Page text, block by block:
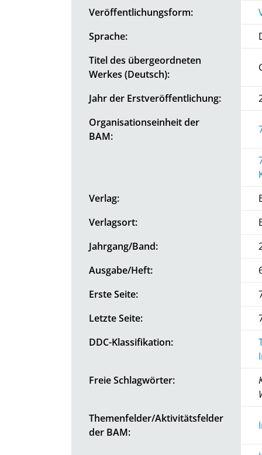
Veröffentlichungsform:
Sprache:
Titel des übergeordneten
Werkes (Deutsch):
Jahr der Erstveröffentlichung:
Organisationseinheit der
BAM:
Verlag:
Verlagsort:
Jahrgang/Band:
Ausgabe/Heft:
Erste Seite:
Letzte Seite:
DDC-Klassifikation:
Freie Schlagwörter:
Themenfelder/Aktivitätsfelder
der BAM: